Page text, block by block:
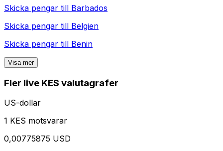
Skicka pengar till Barbados
Skicka pengar till Belgien
Skicka pengar till Benin
Visa mer
Fler live KES valutagrafer
US-dollar
1 KES motsvarar
0,00775875 USD